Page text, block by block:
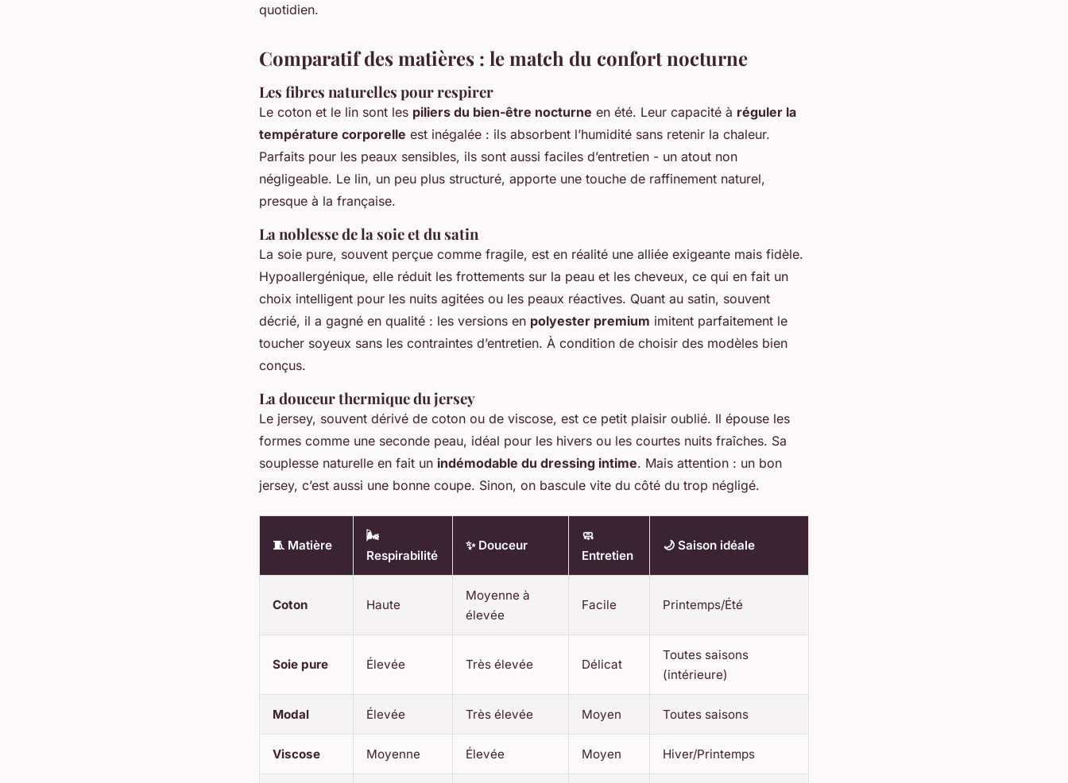
quotidien.
Comparatif des matières : le match du confort nocturne
Les fibres naturelles pour respirer
Le coton et le lin sont les piliers du bien-être nocturne en été. Leur capacité à réguler la
température corporelle est inégalée : ils absorbent l’humidité sans retenir la chaleur.
Parfaits pour les peaux sensibles, ils sont aussi faciles d’entretien - un atout non
négligeable. Le lin, un peu plus structuré, apporte une touche de raffinement naturel,
presque à la française.
La noblesse de la soie et du satin
La soie pure, souvent perçue comme fragile, est en réalité une alliée exigeante mais fidèle.
Hypoallergénique, elle réduit les frottements sur la peau et les cheveux, ce qui en fait un
choix intelligent pour les nuits agitées ou les peaux réactives. Quant au satin, souvent
décrié, il a gagné en qualité : les versions en polyester premium imitent parfaitement le
toucher soyeux sans les contraintes d’entretien. À condition de choisir des modèles bien
conçus.
La douceur thermique du jersey
Le jersey, souvent dérivé de coton ou de viscose, est ce petit plaisir oublié. Il épouse les
formes comme une seconde peau, idéal pour les hivers ou les courtes nuits fraîches. Sa
souplesse naturelle en fait un indémodable du dressing intime. Mais attention : un bon
jersey, c’est aussi une bonne coupe. Sinon, on bascule vite du côté du trop négligé.
🧵 Matière
🌬️
Respirabilité
✨ Douceur
🧼
Entretien
🌙 Saison idéale
Coton Haute
Moyenne à
élevée
Facile Printemps/Été
Soie pure Élevée Très élevée Délicat
Toutes saisons
(intérieure)
Modal Élevée Très élevée Moyen Toutes saisons
Viscose Moyenne Élevée Moyen Hiver/Printemps